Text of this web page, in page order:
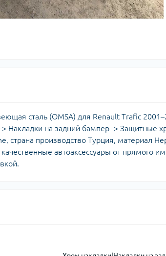
сталь (OMSA) для Renault Trafic
Накладки на задний бампер -> Защитные
страна производство Турция, материал
автоаксессуары от прямого